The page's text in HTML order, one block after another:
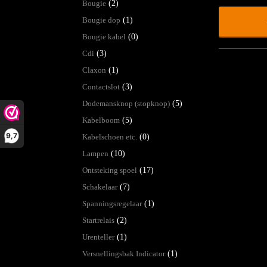
9,7
Bougie (2)
Bougie dop (1)
Bougie kabel (0)
Cdi (3)
Claxon (1)
Contactslot (3)
Dodemansknop (stopknop) (5)
Kabelboom (5)
Kabelschoen etc. (0)
Lampen (10)
Ontsteking spoel (17)
Schakelaar (7)
Spanningsregelaar (1)
Startrelais (2)
Urenteller (1)
Versnellingsbak Indicator (1)